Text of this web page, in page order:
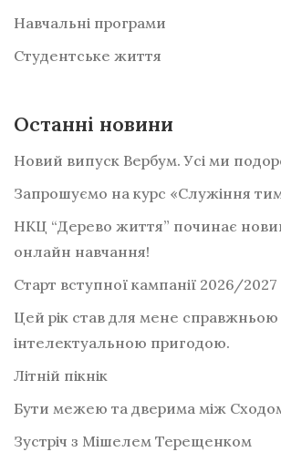
Навчальні програми
Студентське життя
Останні новини
Новий випуск Вербум. Усі ми
Запрошуємо на курс «Служіння
НКЦ “Дерево життя” починає
онлайн навчання!
Старт вступної кампанії 2026/2027
Цей рік став для мене справжньою
інтелектуальною пригодою.
Літній пікнік
Бути межею та дверима між
Зустріч з Мішелем Терещенком